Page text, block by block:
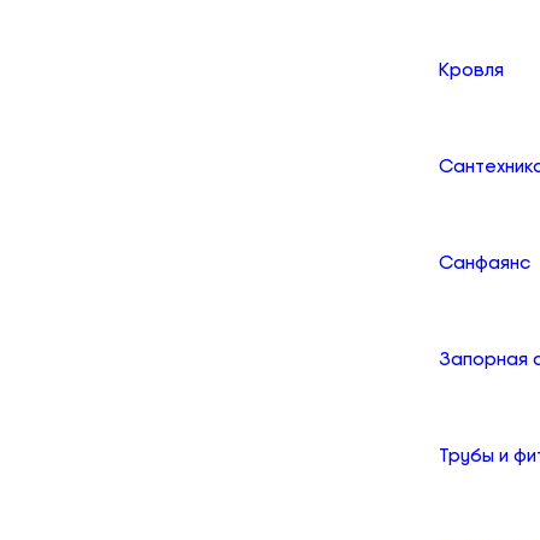
Кровля
Санфаянс
Запорная
Трубы и